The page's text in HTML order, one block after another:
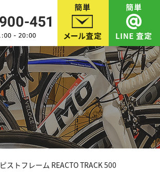
ストフレーム REACTO TRACK 500